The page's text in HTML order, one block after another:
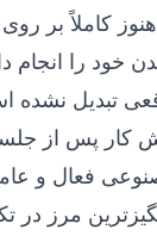
هنوز کاملاً بر
خود را انجام
تبدیل نشده
کار پس از
فعال و